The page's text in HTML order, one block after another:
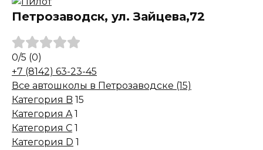
Петрозаводск, ул. Зайцева,72
0/5 (0)
+7 (8142) 63-23-45
Все автошколы в Петрозаводске (15)
Категория B 15
Категория A 1
Категория C 1
Категория D 1